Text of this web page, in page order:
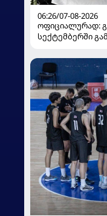
06:26/07-08-2026
ოფიციალურად:
სექტემბერში